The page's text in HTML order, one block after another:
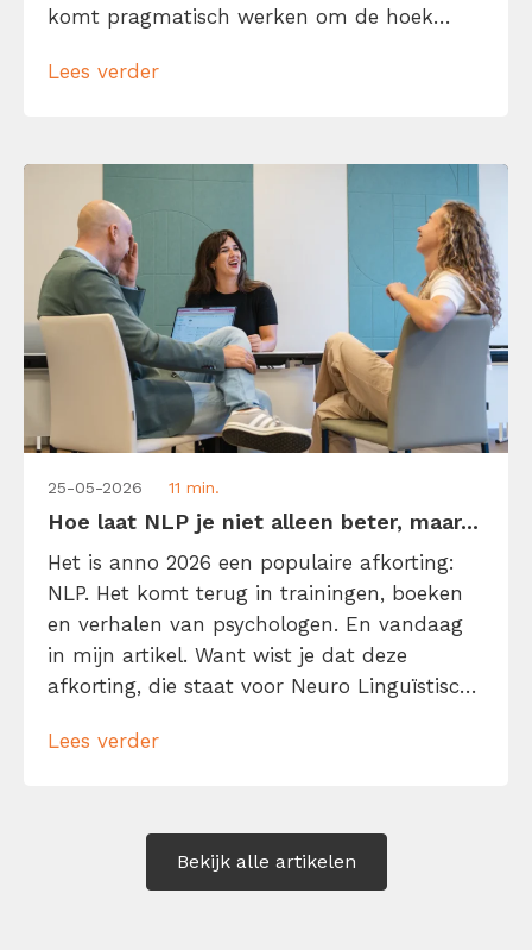
komt pragmatisch werken om de hoek
dat je zo snel mogelijk van a naar b wilt en
Lees verder
25-05-2026 11 min.
Hoe laat NLP je niet alleen beter, maar...
Het is anno 2026 een populaire afkorting:
NLP. Het komt terug in trainingen, boeken
en verhalen van psychologen. En vandaag
in mijn artikel. Want wist je dat deze
afkorting, die staat voor Neuro Linguïstisch
belang kan zijn? NLP belooft namelijk je
Lees verder
Bekijk alle artikelen